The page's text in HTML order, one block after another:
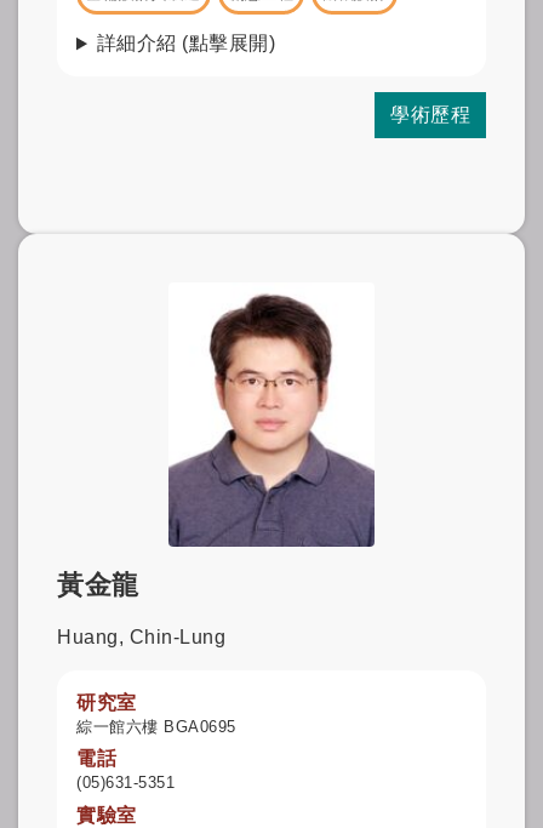
詳細介紹 (點擊展開)
學術歷程
黃金龍
Huang, Chin-Lung
研究室
綜一館六樓 BGA0695
電話
(05)631-5351
實驗室